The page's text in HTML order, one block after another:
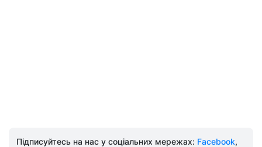
Підписуйтесь на нас у соціальних мережах: Facebook,